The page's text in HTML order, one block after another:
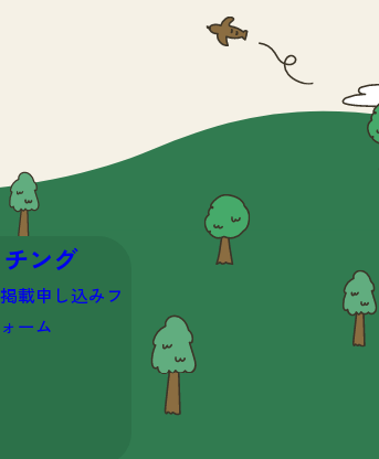
ング
掲載申し込みフ
ォーム